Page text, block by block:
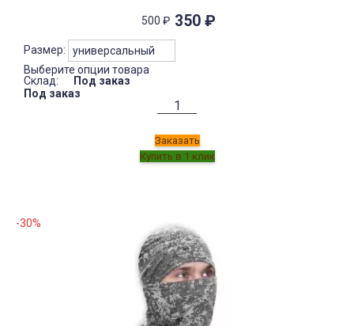
500 ₽ 350 ₽
Размер:
Выберите опции товара
Склад:
Под заказ
Под заказ
Заказать
-30%